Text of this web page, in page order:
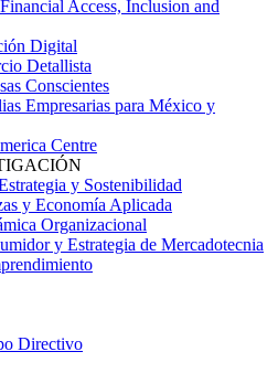
Access, Inclusion and
Digital
Detallista
Conscientes
Empresarias para México y
Centre
y Sostenibilidad
y Economía Aplicada
Organizacional
y Estrategia de Mercadotecnia
Directivo